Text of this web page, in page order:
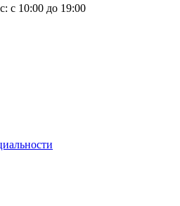
с 10:00 до 19:00